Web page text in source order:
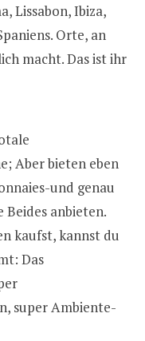
Lissabon, Ibiza,
Orte, an
macht. Das ist ihr
Aber bieten eben
und genau
Beides anbieten.
kaufst, kannst du
Das
super Ambiente-